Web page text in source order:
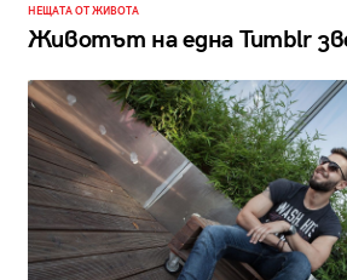
НЕЩАТА ОТ ЖИВОТА
Животът на една Tumblr